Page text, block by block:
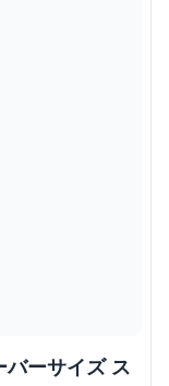
バーサイズ ス